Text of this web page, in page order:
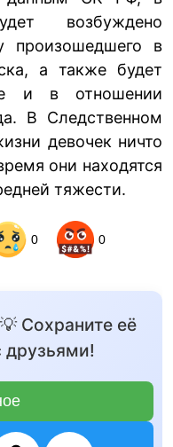
возбуждено
произошедшего в
а также будет
и в отношении
В Следственном
девочек ничто
они находятся
тяжести.
0 0
Сохраните её
друзьями!